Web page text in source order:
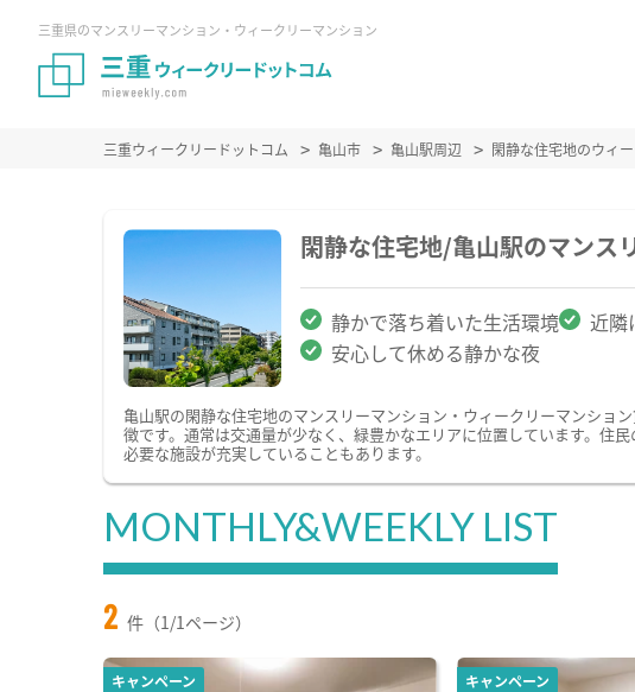
三重県のマンスリーマンション・ウィークリーマンション
三重ウィークリードットコム 亀山市 亀山駅周辺 閑静な住宅地のウィ
閑静な住宅地/亀山駅のマンス
静かで落ち着いた生活環境 近隣
安心して休める静かな夜
亀山駅の閑静な住宅地のマンスリーマンション・ウィークリーマンショ
徴です。通常は交通量が少なく、緑豊かなエリアに位置しています。住
必要な施設が充実していることもあります。
MONTHLY&WEEKLY LIST
2 件（1/1ページ）
キャンペーン キャンペーン